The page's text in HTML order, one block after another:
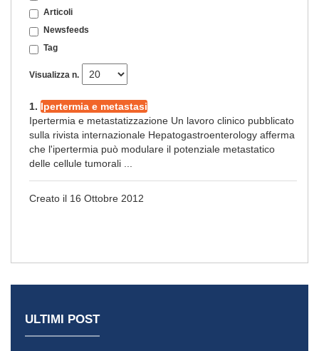
Articoli
Newsfeeds
Tag
Visualizza n.
1. Ipertermia e metastasi
Ipertermia e metastatizzazione Un lavoro clinico pubblicato
sulla rivista internazionale Hepatogastroenterology afferma
che l'ipertermia può modulare il potenziale metastatico
delle cellule tumorali ...
Creato il 16 Ottobre 2012
ULTIMI POST